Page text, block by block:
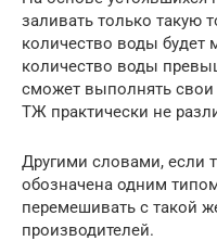
заливать только такую
количество воды будет
количество воды
сможет выполнять свои
ТЖ практически не
Другими словами, если
обозначена одним
перемешивать с такой
производителей.